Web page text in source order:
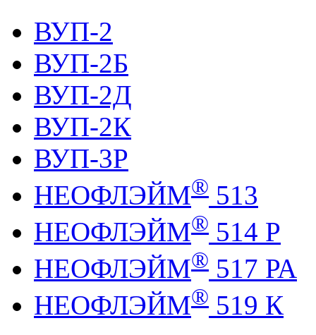
ВУП-2
ВУП-2Б
ВУП-2Д
ВУП-2К
ВУП-3Р
НЕОФЛЭЙМ® 513
НЕОФЛЭЙМ® 514 Р
НЕОФЛЭЙМ® 517 РА
НЕОФЛЭЙМ® 519 К